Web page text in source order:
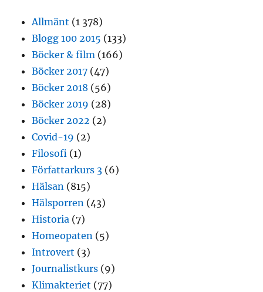
Allmänt (1 378)
Blogg 100 2015 (133)
Böcker & film (166)
Böcker 2017 (47)
Böcker 2018 (56)
Böcker 2019 (28)
Böcker 2022 (2)
Covid-19 (2)
Filosofi (1)
Författarkurs 3 (6)
Hälsan (815)
Hälsporren (43)
Historia (7)
Homeopaten (5)
Introvert (3)
Journalistkurs (9)
Klimakteriet (77)